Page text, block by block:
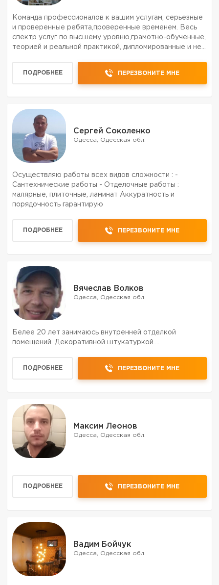
Команда профессионалов к вашим услугам, серьезные
и проверенные ребята,проверенные временем. Весь
спектр услуг по высшему уровню,грамотно-обученные,
теорией и реальной практикой, дипломированные и не
УЖЕ,ПРЯМО С...
ПОДРОБНЕЕ ПЕРЕЗВОНИТЕ МНЕ
Сергей Соколенко
Одесса, Одесская обл.
Осуществляю работы всех видов сложности : -
Сантехнические работы - Отделочные работы :
малярные, плиточные, ламинат Аккуратность и
порядочность гарантирую
ПОДРОБНЕЕ ПЕРЕЗВОНИТЕ МНЕ
Вячеслав Волков
Одесса, Одесская обл.
Белее 20 лет занимаюсь внутренней отделкой
помещений. Декоративной штукатуркой....
ПОДРОБНЕЕ ПЕРЕЗВОНИТЕ МНЕ
Максим Леонов
Одесса, Одесская обл.
ПОДРОБНЕЕ ПЕРЕЗВОНИТЕ МНЕ
Вадим Бойчук
Одесса, Одесская обл.